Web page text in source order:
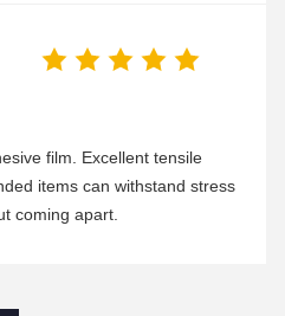
film. Excellent tensile
items can withstand stress
coming apart.